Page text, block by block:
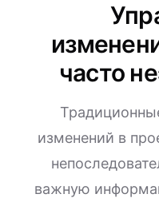
часто
изменений в
важную